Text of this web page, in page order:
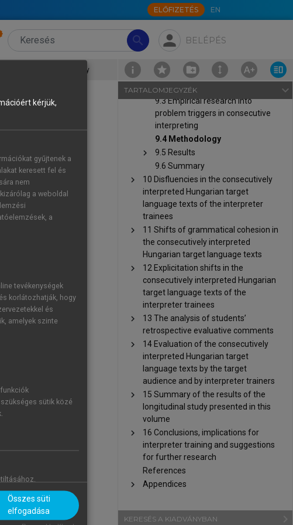
ELŐFIZETÉS EN
search person BELÉPÉS
texts 9.4 Methodology
after semester 2
tests used after
Table 7.4
with high
In the SL text
density, five
consecutively
one
texts were
andRibas (2012)
TARTALOMJEGYZÉK navigate_next
triggers in the source language texts
tactics in simultaneous
interpreting (SI)
9.2 Problem triggers and coping
tactics in consecutive interpreting
(CI)
9.3 Empirical research into
problem triggers in consecutive
interpreting
9.4 Methodology
chevron_right
9.5 Results
9.6 Summary
chevron_right
10 Disfluencies in the consecutively
interpreted Hungarian target
language texts of the interpreter
trainees
chevron_right
11 Shifts of grammatical cohesion in
the consecutively interpreted
Hungarian target language texts
chevron_right
12 Explicitation shifts in the
consecutively interpreted Hungarian
target language texts of the
interpreter trainees
chevron_right
13 The analysis of students’
retrospective evaluative comments
chevron_right
14 Evaluation of the consecutively
interpreted Hungarian target
language texts by the target
audience and by interpreter trainers
chevron_right
15 Summary of the results of the
longitudinal study presented in this
volume
chevron_right
16 Conclusions, implications for
interpreter training and suggestions
for further research
References
chevron_right Appendices
KERESÉS A KIADVÁNYBAN
kérjük,
gyűjtenek a
keresett fel és
nem
a weboldal
a
tevékenységek
korlátozhatják, hogy
és
amelyek szinte
sütik közé
Összes süti
elfogadása